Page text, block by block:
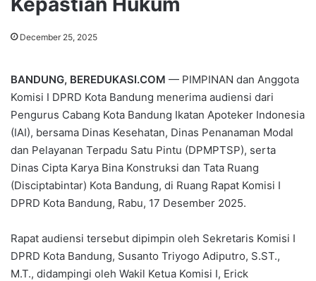
December 25, 2025
BANDUNG, BEREDUKASI.COM — PIMPINAN dan Anggota
Komisi I DPRD Kota Bandung menerima audiensi dari
Pengurus Cabang Kota Bandung Ikatan Apoteker Indonesia
(IAI), bersama Dinas Kesehatan, Dinas Penanaman Modal
dan Pelayanan Terpadu Satu Pintu (DPMPTSP), serta
Dinas Cipta Karya Bina Konstruksi dan Tata Ruang
(Disciptabintar) Kota Bandung, di Ruang Rapat Komisi I
DPRD Kota Bandung, Rabu, 17 Desember 2025.
Rapat audiensi tersebut dipimpin oleh Sekretaris Komisi I
DPRD Kota Bandung, Susanto Triyogo Adiputro, S.ST.,
M.T., didampingi oleh Wakil Ketua Komisi I, Erick